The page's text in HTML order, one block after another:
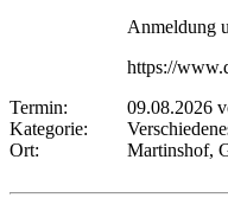
Anmeldung
https://
Termin:
09.08.2026
Kategorie:
Ort:
Martinshof,